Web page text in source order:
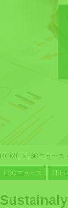
HOME >ESGニュース
ESGニュース